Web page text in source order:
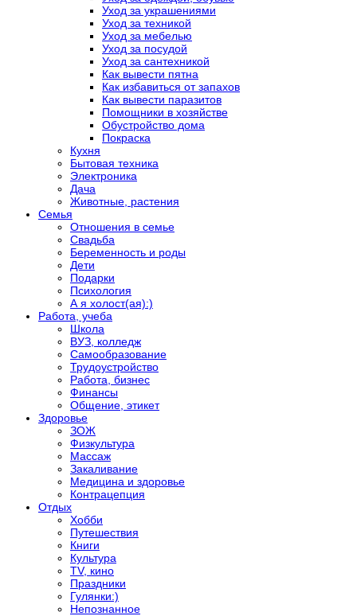
Уход за украшениями
Уход за техникой
Уход за мебелью
Уход за посудой
Уход за сантехникой
Как вывести пятна
Как избавиться от запахов
Как вывести паразитов
Помощники в хозяйстве
Обустройство дома
Покраска
Кухня
Бытовая техника
Электроника
Дача
Животные, растения
Семья
Отношения в семье
Свадьба
Беременность и роды
Дети
Подарки
Психология
А я холост(ая):)
Работа, учеба
Школа
ВУЗ, колледж
Самообразование
Трудоустройство
Работа, бизнес
Финансы
Общение, этикет
Здоровье
ЗОЖ
Физкультура
Массаж
Закаливание
Медицина и здоровье
Контрацепция
Отдых
Хобби
Путешествия
Книги
Культура
TV, кино
Праздники
Гулянки:)
Непознанное